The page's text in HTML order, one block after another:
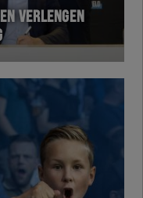
VERLENGEN